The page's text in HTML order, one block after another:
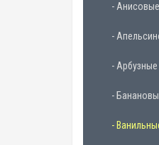
-
-
-
-
-